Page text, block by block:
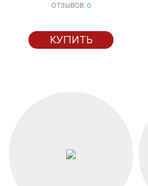
ОТЗЫВОВ: 0
КУПИТЬ